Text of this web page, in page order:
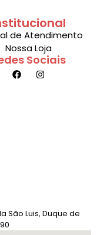
de Atendimento
Nossa Loja
Sociais
São Luis, Duque de